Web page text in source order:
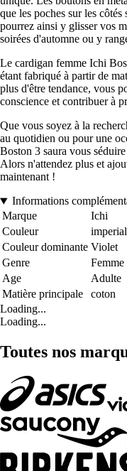
que les poches sur les
pourrez ainsi y glisser vos
soirées d'automne ou y
Le cardigan femme Ichi
étant fabriqué à partir de
plus d'être tendance, vous
conscience et contribuer à
Que vous soyez à la
au quotidien ou pour une
Boston 3 saura vous
Alors n'attendez plus et
maintenant !
Informations
Marque
Ichi
Couleur
Couleur dominante Violet
Genre
Femme
Age
Adulte
Matière principale
coton
Loading...
Loading...
Toutes nos